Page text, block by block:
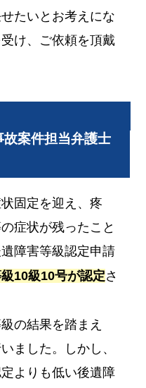
たいとお考えにな
け、ご依頼を頂戴
案件担当弁護士
固定を迎え、疼
症状が残ったこと
障害等級認定申請
10級10号が認定さ
の結果を踏まえ
ました。しかし、
よりも低い後遺障